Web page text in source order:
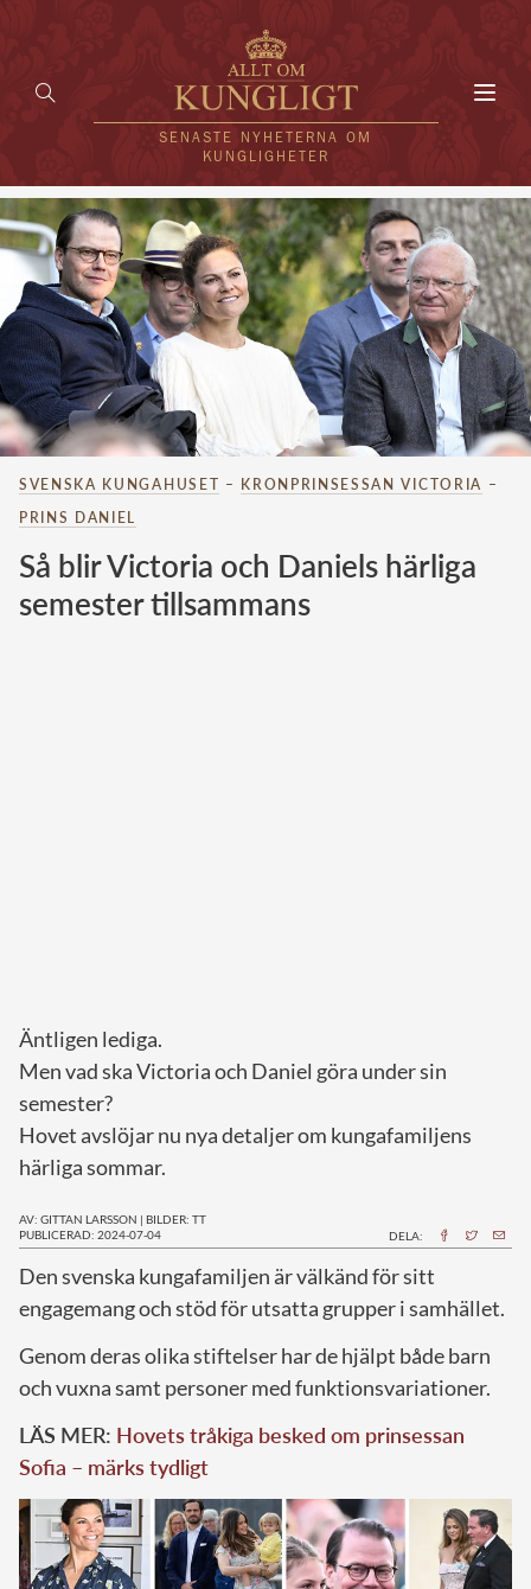
SENASTE NYHETERNA OM
KUNGLIGHETER
HEM
KUNGAFAMILJEN
UTLÄNDSKT
KÄNDISAR
VÄRLDENS KUNGAHUS
Svenska kungahuset
Norska kungahuset
Danska kungahuset
SVENSKA KUNGAHUSET – KRONPRINSESSAN VICTORIA –
PRINS DANIEL
Så blir Victoria och Daniels härliga
semester tillsammans
Äntligen lediga.
Men vad ska Victoria och Daniel göra under sin
semester?
Hovet avslöjar nu nya detaljer om kungafamiljens
härliga sommar.
AV: GITTAN LARSSON | BILDER: TT
PUBLICERAD: 2024-07-04
DELA:
Den svenska kungafamiljen är välkänd för sitt
engagemang och stöd för utsatta grupper i samhället.
Genom deras olika stiftelser har de hjälpt både barn
och vuxna samt personer med funktionsvariationer.
LÄS MER: Hovets tråkiga besked om prinsessan
Sofia – märks tydligt